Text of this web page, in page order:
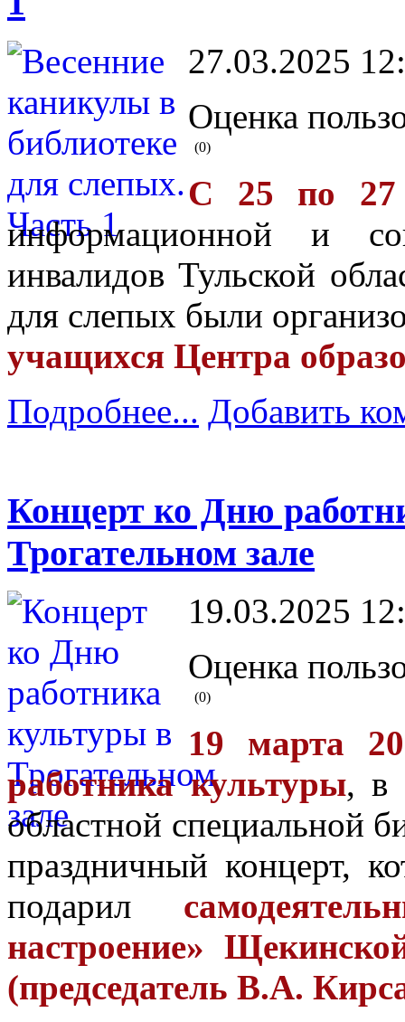
27.03.2025
Оценка
(0)
С 25 по 27
информационной и
инвалидов Тульской
для слепых были
учащихся Центра
Подробнее... Добавить
Концерт ко Дню
Трогательном зале
19.03.2025
Оценка
(0)
19 марта
работника культуры, в
областной специальной
праздничный концерт,
подарил
настроение»
(председатель В.А.